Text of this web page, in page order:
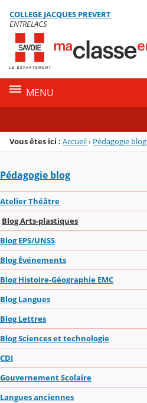
Menu de la rubrique
Contenu
COLLEGE JACQUES PREVERT
ENTRELACS
MENU
Vous êtes ici : Accueil› Pédagogie blog
Pédagogie blog
Atelier Théâtre
Blog Arts-plastiques
Blog EPS/UNSS
Blog Événements
Blog Histoire-Géographie EMC
Blog Langues
Blog Lettres
Blog Sciences et technologie
CDI
Gouvernement Scolaire
Langues anciennes